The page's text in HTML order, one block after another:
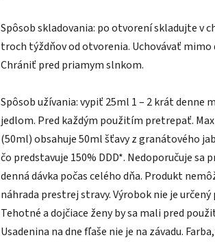
Spôsob skladovania: po otvorení skladujte v
troch týždňov od otvorenia. Uchovávať mimo
Chrániť pred priamym slnkom.
Spôsob užívania: vypiť 25ml 1 – 2 krát denne
jedlom. Pred každým použitím pretrepať.
(50ml) obsahuje 50ml šťavy z granátového
čo predstavuje 150% DDD*. Nedoporučuje sa
denná dávka počas celého dňa. Produkt
náhrada prestrej stravy. Výrobok nie je určený
Tehotné a dojčiace ženy by sa mali pred
Usadenina na dne fľaše nie je na závadu.